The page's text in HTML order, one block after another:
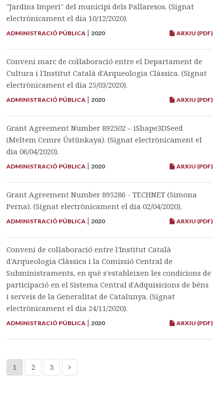
"Jardins Imperi" del municipi dels Pallaresos. (Signat
electrònicament el dia 10/12/2020).
ARXIU (PDF)
ADMINISTRACIÓ PÚBLICA | 2020
Conveni marc de col·laboració entre el Departament de
Cultura i l'Institut Català d'Arqueologia Clàssica. (Signat
electrònicament el dia 25/03/2020).
ARXIU (PDF)
ADMINISTRACIÓ PÚBLICA | 2020
Grant Agreement Number 892502 – iShape3DSeed
(Meltem Cemre Üstünkaya). (Signat electrònicament el
dia 06/04/2020).
ARXIU (PDF)
ADMINISTRACIÓ PÚBLICA | 2020
Grant Agreement Number 895286 - TECHNET (Simona
Perna). (Signat electrònicament el dia 02/04/2020).
ARXIU (PDF)
ADMINISTRACIÓ PÚBLICA | 2020
Conveni de col·laboració entre l'Institut Català
d'Arqueologia Clàssica i la Comissió Central de
Subministraments, en què s'estableixen les condicions de
participació en el Sistema Central d'Adquisicions de béns
i serveis de la Generalitat de Catalunya. (Signat
electrònicament el dia 24/11/2020).
ARXIU (PDF)
ADMINISTRACIÓ PÚBLICA | 2020
1 2 3